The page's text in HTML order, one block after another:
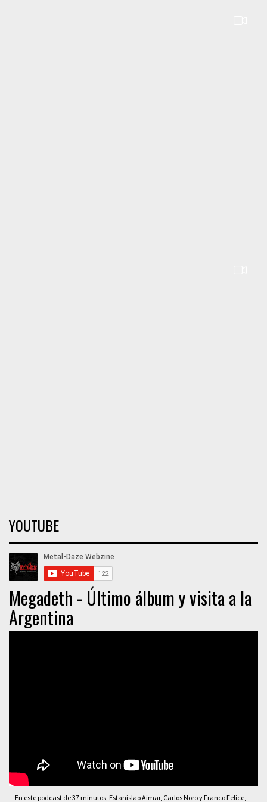
YOUTUBE
Megadeth - Último álbum y visita a la
Argentina
En este podcast de 37 minutos, Estanislao Aimar, Carlos Noro y Franco Felice,